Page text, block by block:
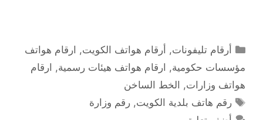
التصنيفات
أرقام تليفونات, أرقام هواتف الكويت, ارقام هواتف
مؤسسات حكومية, ارقام هواتف هيئات رسمية, ارقام
هواتف وزارات, الخط الساخن
الوسوم
رقم هاتف بلدية الكويت,رقم وزارة